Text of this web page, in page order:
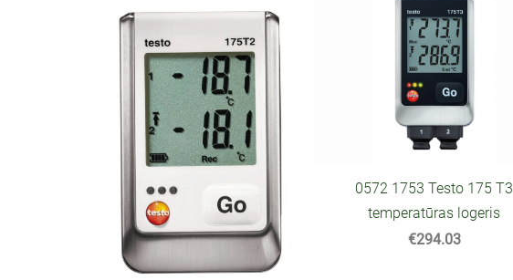
0572 1753 Testo 175 T3
temperatūras logeris
€294.03